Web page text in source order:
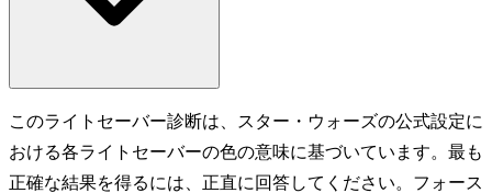
このライトセーバー診断は、スター・ウォーズの公式設定に
おける各ライトセーバーの色の意味に基づいています。最も
正確な結果を得るには、正直に回答してください。フォース